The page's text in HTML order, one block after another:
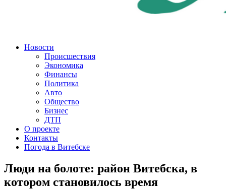
Новости
Происшествия
Экономика
Финансы
Политика
Авто
Общество
Бизнес
ДТП
О проекте
Контакты
Погода в Витебске
Люди на болоте: район Витебска, в
котором становилось время